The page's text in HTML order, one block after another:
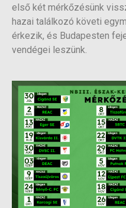
első két mérkőzésünk
hazai találkozó követi
érkezik, és Budapesten
vendégei leszünk.